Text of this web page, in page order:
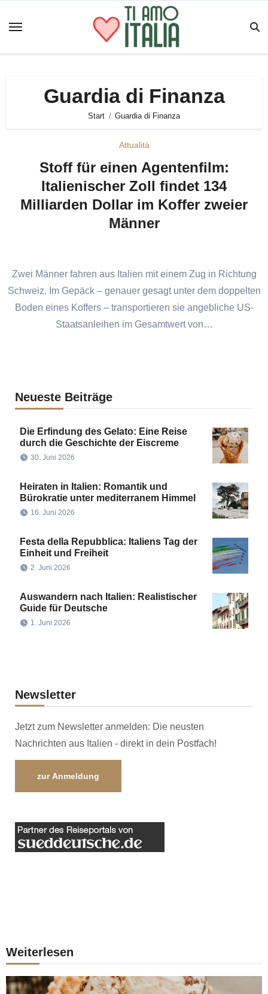
Inhalt
Guardia di Finanza
Start Guardia di Finanza
Attualità
Stoff für einen Agentenfilm:
Italienischer Zoll findet 134
Milliarden Dollar im Koffer zweier
Männer
Zwei Männer fahren aus Italien mit einem Zug in Richtung
Schweiz. Im Gepäck – genauer gesagt unter dem doppelten
Boden eines Koffers – transportieren sie angebliche US-
Staatsanleihen im Gesamtwert von…
Neueste Beiträge
Die Erfindung des Gelato: Eine Reise
durch die Geschichte der Eiscreme
30. Juni 2026
Heiraten in Italien: Romantik und
Bürokratie unter mediterranem Himmel
16. Juni 2026
Festa della Repubblica: Italiens Tag der
Einheit und Freiheit
2. Juni 2026
Auswandern nach Italien: Realistischer
Guide für Deutsche
1. Juni 2026
Newsletter
Jetzt zum Newsletter anmelden: Die neusten
Nachrichten aus Italien - direkt in dein Postfach!
zur Anmeldung
Weiterlesen